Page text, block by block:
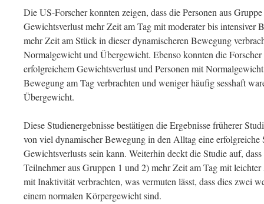
Die US-Forscher konnten zeigen, dass die Personen aus
Gewichtsverlust mehr Zeit am Tag mit moderater bis intensiver
mehr Zeit am Stück in dieser dynamischeren Bewegung
Normalgewicht und Übergewicht. Ebenso konnten die Forscher
erfolgreichem Gewichtsverlust und Personen mit
Bewegung am Tag verbrachten und weniger häufig sesshaft
Übergewicht.
Diese Studienergebnisse bestätigen die Ergebnisse früherer
von viel dynamischer Bewegung in den Alltag eine erfolgreiche
Gewichtsverlusts sein kann. Weiterhin deckt die Studie auf,
Teilnehmer aus Gruppen 1 und 2) mehr Zeit am Tag mit
mit Inaktivität verbrachten, was vermuten lässt, dass dies zwei
einem normalen Körpergewicht sind.